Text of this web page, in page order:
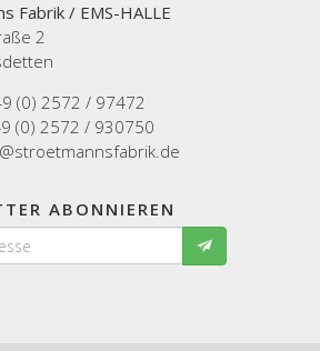
Fabrik / EMS-HALLE
2
(0) 2572 / 97472
(0) 2572 / 930750
ABONNIEREN